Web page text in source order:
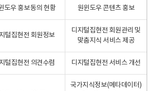
도우 홍보동의 현황 원윈도우 콘텐츠 홍보
털집현전 회원정보
디지털집현전 회원관리 및
맞춤지식 서비스 제공
털집현전 의견수렴 디지털집현전 서비스 개선
국가지식정보(메타데이터)